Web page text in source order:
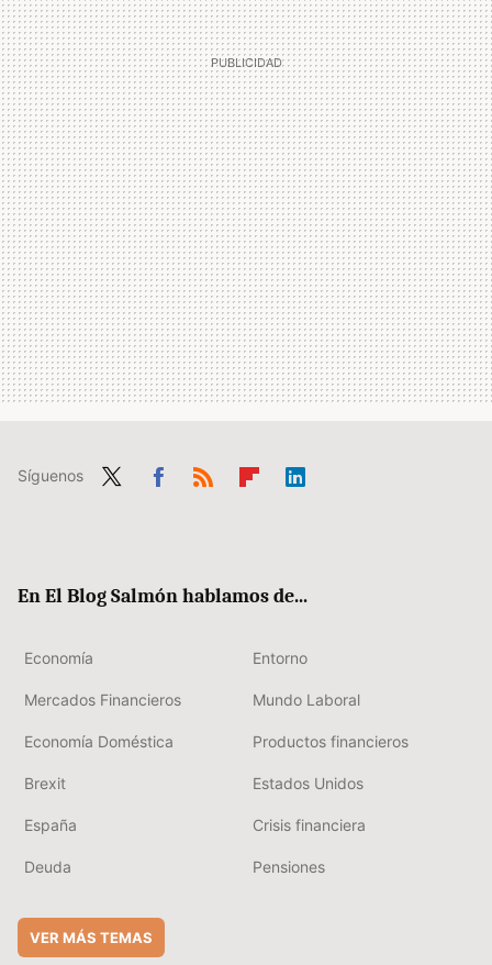
Síguenos
En El Blog Salmón hablamos de...
Economía Entorno
Mercados Financieros Mundo Laboral
Economía Doméstica Productos financieros
Brexit Estados Unidos
España Crisis financiera
Deuda Pensiones
VER MÁS TEMAS